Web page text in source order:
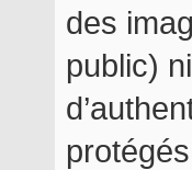
des
public)